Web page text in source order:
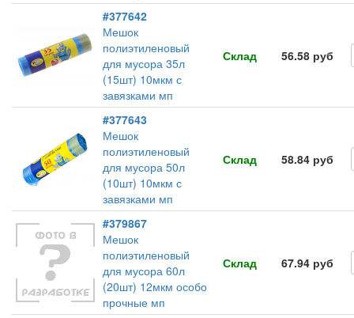
#377642
Мешок
полиэтиленовый
для мусора 35л
(15шт) 10мкм с
завязками мп
Склад 56.58 руб
#377643
Мешок
полиэтиленовый
для мусора 50л
(10шт) 10мкм с
завязками мп
Склад 58.84 руб
#379867
Мешок
полиэтиленовый
для мусора 60л
(20шт) 12мкм особо
прочные мп
Склад 67.94 руб